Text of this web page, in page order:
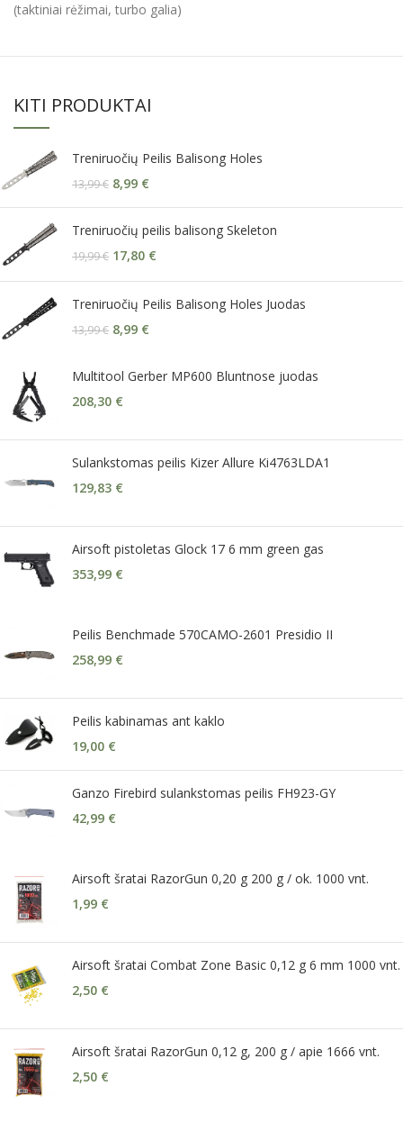
(taktiniai rėžimai, turbo galia)
KITI PRODUKTAI
Treniruočių Peilis Balisong Holes
13,99€ 8,99 €
Treniruočių peilis balisong Skeleton
19,99€ 17,80 €
Treniruočių Peilis Balisong Holes Juodas
13,99€ 8,99 €
Multitool Gerber MP600 Bluntnose juodas
208,30 €
Sulankstomas peilis Kizer Allure Ki4763LDA1
129,83 €
Airsoft pistoletas Glock 17 6 mm green gas
353,99 €
Peilis Benchmade 570CAMO-2601 Presidio II
258,99 €
Peilis kabinamas ant kaklo
19,00 €
Ganzo Firebird sulankstomas peilis FH923-GY
42,99 €
Airsoft šratai RazorGun 0,20 g 200 g / ok. 1000 vnt.
1,99 €
Airsoft šratai Combat Zone Basic 0,12 g 6 mm 1000 vnt.
2,50 €
Airsoft šratai RazorGun 0,12 g, 200 g / apie 1666 vnt.
2,50 €